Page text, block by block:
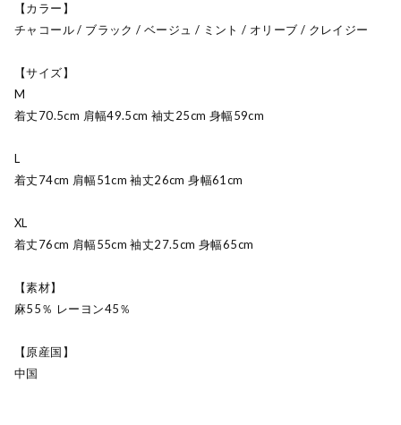
【カラー】
チャコール / ブラック / ベージュ / ミント / オリーブ / クレイジー
【サイズ】
M
着丈70.5cm 肩幅49.5cm 袖丈25cm 身幅59cm
L
着丈74cm 肩幅51cm 袖丈26cm 身幅61cm
XL
着丈76cm 肩幅55cm 袖丈27.5cm 身幅65cm
【素材】
麻55％ レーヨン45％
【原産国】
中国